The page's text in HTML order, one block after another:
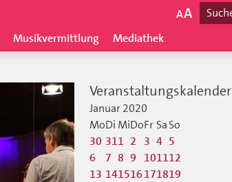
Musikvermittlung Mediathek
Veranstaltungskalender
Januar 2020
MoDi MiDoFr SaSo
30 311 2 3 4 5
6
7 8 9 101112
13 141516 171819